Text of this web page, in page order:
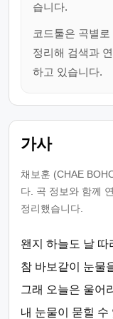
습니다.
코드툴은 곡별
정리해 검색과
하고 있습니다.
가사
채보훈 (CHAE
다. 곡 정보와 함께
정리했습니다.
왠지 하늘도 날 따
참 바보같이 눈물
그래 오늘은 울어
내 눈물이 묻힐 수